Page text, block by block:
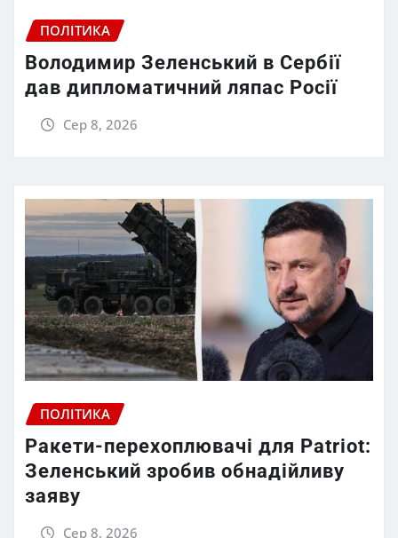
ПОЛІТИКА
Володимир Зеленський в Сербії
дав дипломатичний ляпас Росії
Сер 8, 2026
ПОЛІТИКА
Ракети-перехоплювачі для Patriot:
Зеленський зробив обнадійливу
заяву
Сер 8, 2026